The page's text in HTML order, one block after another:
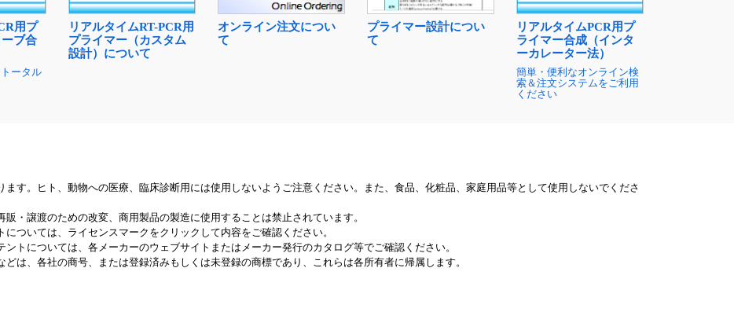
用プ
ブ合
ータル
リアルタイムRT-PCR用
プライマー（カスタム
設計）について
オンライン注文につい
て
プライマー設計につい
て
リアルタイムPCR用プ
ライマー合成（インタ
ーカレーター法）
簡単・便利なオンライン検
索＆注文システムをご利用
ください
す。ヒト、動物への医療、臨床診断用には使用しないようご注意ください。また、食品、化粧品、家庭用品等として使用しないでくださ
・譲渡のための改変、商用製品の製造に使用することは禁止されています。
ついては、ライセンスマークをクリックして内容をご確認ください。
トについては、各メーカーのウェブサイトまたはメーカー発行のカタログ等でご確認ください。
は、各社の商号、または登録済みもしくは未登録の商標であり、これらは各所有者に帰属します。